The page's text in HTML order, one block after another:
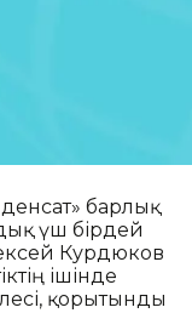
барлық
үш бірдей
Курдюков
ішінде
қорытынды